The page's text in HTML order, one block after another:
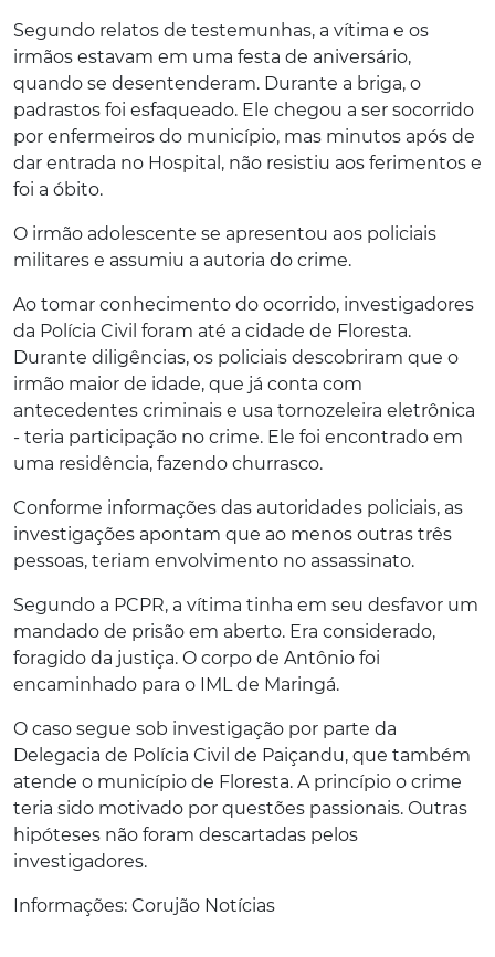
Segundo relatos de testemunhas, a vítima e os
irmãos estavam em uma festa de aniversário,
quando se desentenderam. Durante a briga, o
padrastos foi esfaqueado. Ele chegou a ser socorrido
por enfermeiros do município, mas minutos após de
dar entrada no Hospital, não resistiu aos ferimentos e
foi a óbito.
O irmão adolescente se apresentou aos policiais
militares e assumiu a autoria do crime.
Ao tomar conhecimento do ocorrido, investigadores
da Polícia Civil foram até a cidade de Floresta.
Durante diligências, os policiais descobriram que o
irmão maior de idade, que já conta com
antecedentes criminais e usa tornozeleira eletrônica
- teria participação no crime. Ele foi encontrado em
uma residência, fazendo churrasco.
Conforme informações das autoridades policiais, as
investigações apontam que ao menos outras três
pessoas, teriam envolvimento no assassinato.
Segundo a PCPR, a vítima tinha em seu desfavor um
mandado de prisão em aberto. Era considerado,
foragido da justiça. O corpo de Antônio foi
encaminhado para o IML de Maringá.
O caso segue sob investigação por parte da
Delegacia de Polícia Civil de Paiçandu, que também
atende o município de Floresta. A princípio o crime
teria sido motivado por questões passionais. Outras
hipóteses não foram descartadas pelos
investigadores.
Informações: Corujão Notícias